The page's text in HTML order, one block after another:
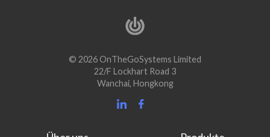
© 2026 OnTheGoSystems Limited
22/F Lockhart Road 3
Wanchai, Hongkong